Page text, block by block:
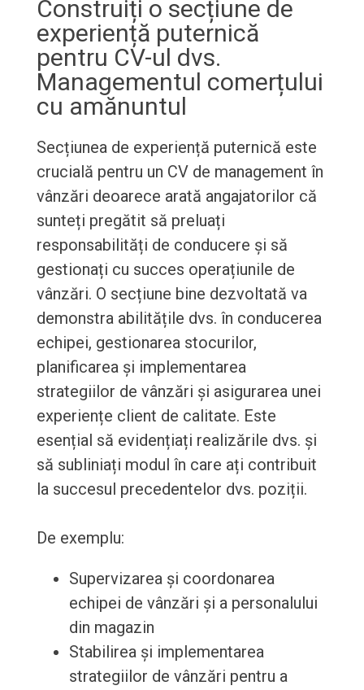
Construiți o secțiune de
experiență puternică
pentru CV-ul dvs.
Managementul comerțului
cu amănuntul
Secțiunea de experiență puternică este
crucială pentru un CV de management în
vânzări deoarece arată angajatorilor că
sunteți pregătit să preluați
responsabilități de conducere și să
gestionați cu succes operațiunile de
vânzări. O secțiune bine dezvoltată va
demonstra abilitățile dvs. în conducerea
echipei, gestionarea stocurilor,
planificarea și implementarea
strategiilor de vânzări și asigurarea unei
experiențe client de calitate. Este
esențial să evidențiați realizările dvs. și
să subliniați modul în care ați contribuit
la succesul precedentelor dvs. poziții.
De exemplu:
Supervizarea și coordonarea
echipei de vânzări și a personalului
din magazin
Stabilirea și implementarea
strategiilor de vânzări pentru a